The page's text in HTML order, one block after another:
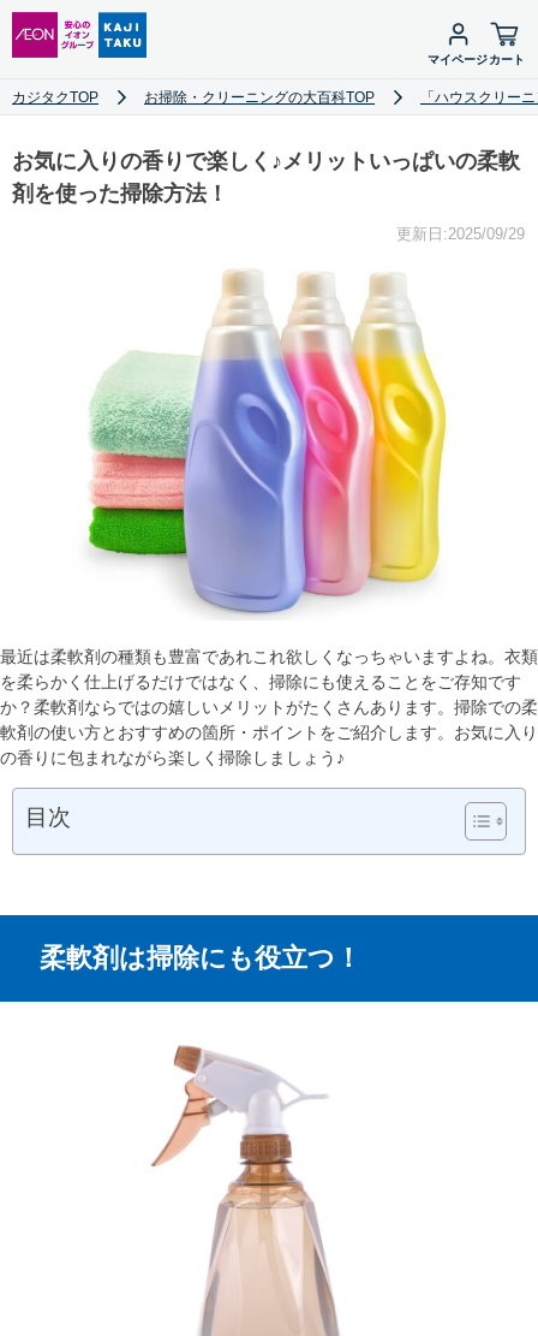
マイページカート
カジタクTOP お掃除・クリーニングの大百科TOP 「ハウスクリー
お気に入りの香りで楽しく♪メリットいっぱいの柔軟
剤を使った掃除方法！
更新日:2025/09/29
最近は柔軟剤の種類も豊富であれこれ欲しくなっちゃいますよね。衣類
を柔らかく仕上げるだけではなく、掃除にも使えることをご存知です
か？柔軟剤ならではの嬉しいメリットがたくさんあります。掃除での柔
軟剤の使い方とおすすめの箇所・ポイントをご紹介します。お気に入り
の香りに包まれながら楽しく掃除しましょう♪
目次
柔軟剤は掃除にも役立つ！